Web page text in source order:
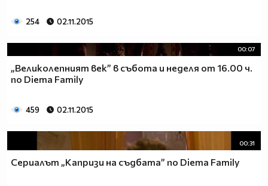
254 02.11.2015
00:07
„Великолепният век” в събота и неделя от 16.00 ч.
по Diema Family
459 02.11.2015
00:31
Сериалът „Капризи на съдбата” по Diema Family